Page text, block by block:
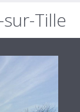
Tille